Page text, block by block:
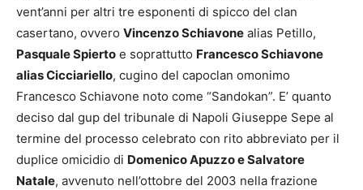
vent’anni per altri tre esponenti di spicco del clan
casertano, ovvero Vincenzo Schiavone alias Petillo,
Pasquale Spierto e soprattutto Francesco Schiavone
alias Cicciariello, cugino del capoclan omonimo
Francesco Schiavone noto come “Sandokan”. E’ quanto
deciso dal gup del tribunale di Napoli Giuseppe Sepe al
termine del processo celebrato con rito abbreviato per il
duplice omicidio di Domenico Apuzzo e Salvatore
Natale, avvenuto nell’ottobre del 2003 nella frazione